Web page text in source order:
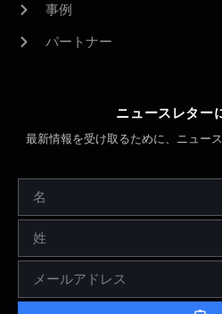
事例
パートナー
ニュースレター
最新情報を受け取るために、ニュー